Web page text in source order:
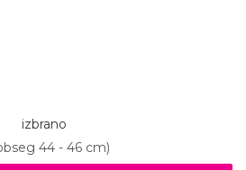
izbrano
44 - 46 cm)